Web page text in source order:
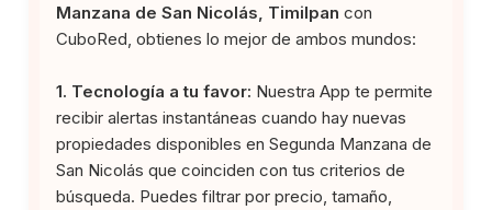
Manzana de San Nicolás, Timilpan con
CuboRed, obtienes lo mejor de ambos mundos:
1. Tecnología a tu favor: Nuestra App te permite
recibir alertas instantáneas cuando hay nuevas
propiedades disponibles en Segunda Manzana de
San Nicolás que coinciden con tus criterios de
búsqueda. Puedes filtrar por precio, tamaño,